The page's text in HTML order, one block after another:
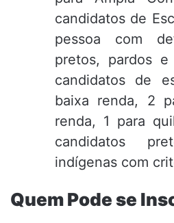
candidatos de
pessoa com
pretos, pardos
candidatos de
baixa renda, 2
renda, 1 para
candidatos
indígenas com
Quem Pode se